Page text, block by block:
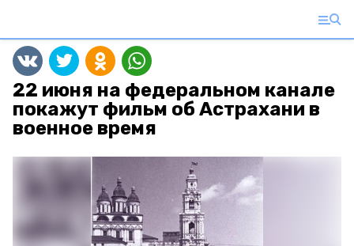
22 июня на федеральном канале
покажут фильм об Астрахани в
военное время